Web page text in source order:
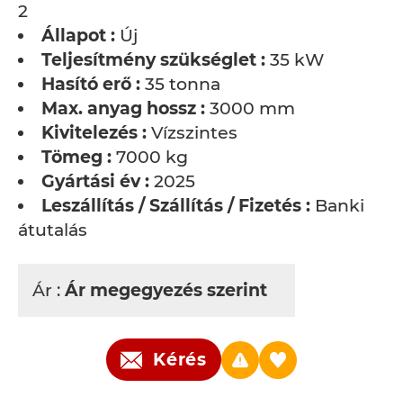
2
Állapot : Új
Teljesítmény szükséglet : 35 kW
Hasító erő : 35 tonna
Max. anyag hossz : 3000 mm
Kivitelezés : Vízszintes
Tömeg : 7000 kg
Gyártási év : 2025
Leszállítás / Szállítás / Fizetés : Banki
átutalás
Ár : Ár megegyezés szerint
Kérés